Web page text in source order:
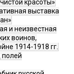
красоты»
выставка
и неизвестная
воинов,
1914-1918 гг.
полей